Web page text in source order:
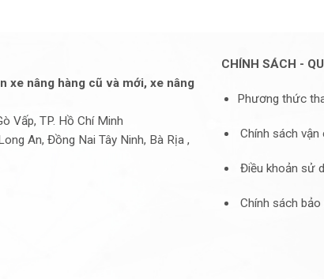
xe nâng hàng cũ và mới, xe nâng
Vấp, TP. Hồ Chí Minh
An, Đồng Nai Tây Ninh, Bà Rịa ,
CHÍNH SÁCH -
Phương thức
Chính sách vận
Điều khoản sử
Chính sách